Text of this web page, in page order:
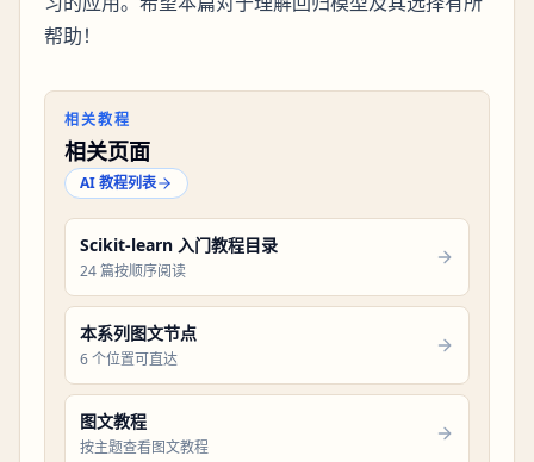
帮助！
相关教程
相关页面
AI 教程列表
Scikit-learn 入门教程目录
24 篇按顺序阅读
本系列图文节点
6 个位置可直达
图文教程
按主题查看图文教程